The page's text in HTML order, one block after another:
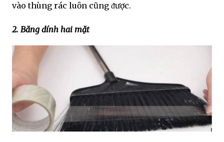
vào thùng rác luȏn cũng ᵭược.
2. Băng dính hai mặt